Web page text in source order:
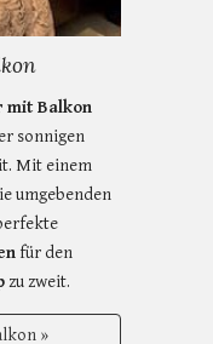
mit Balkon
sonnigen
Mit einem
umgebenden
für den
zu zweit.
»